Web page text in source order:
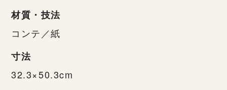
材質・技法
コンテ／紙
寸法
32.3×50.3cm